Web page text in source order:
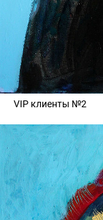
VIP клиенты №2